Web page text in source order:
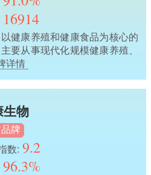
16914
健康养殖和健康食品为核心的
要从事现代化规模健康养殖、
详情
生物
牌
数: 9.2
96.3%